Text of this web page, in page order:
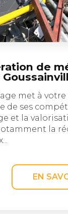
de
met à
de ses
et la
la
EN